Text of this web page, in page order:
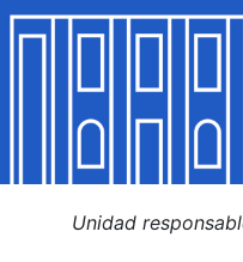
Mostrar/Ocultar
Mostrar/Ocultar
Mostrar/Ocultar
Unidad